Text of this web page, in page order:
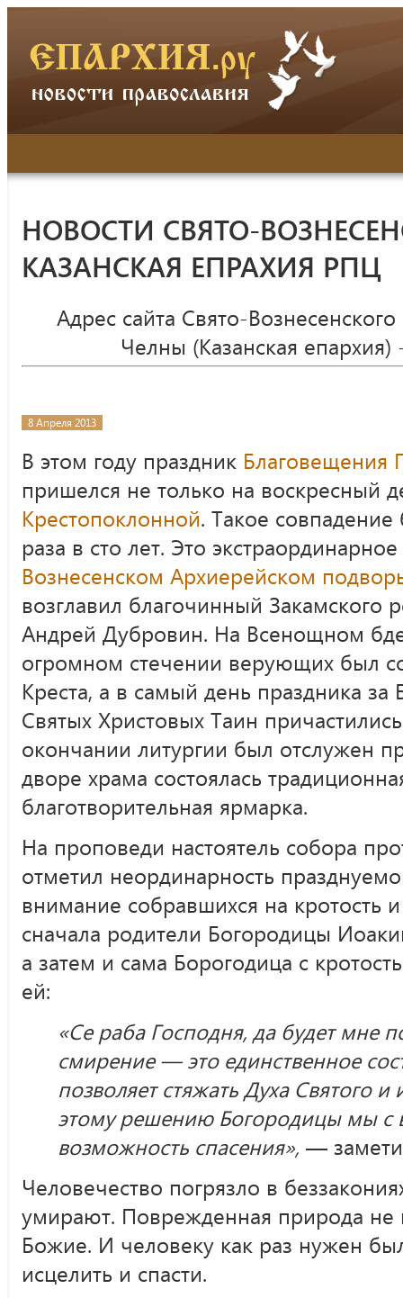
НОВОСТИ СВЯТО-
КАЗАНСКАЯ ЕПРАХИЯ РПЦ
Адрес сайта Свято-
Челны (Казанская
8 Апреля 2013
В этом году праздник Благовещения
пришелся не только на воскресный
Крестопоклонной. Такое
раза в сто лет. Это
Вознесенском Архиерейском
возглавил благочинный Закамского
Андрей Дубровин. На Всенощном
огромном стечении верующих был
Креста, а в самый день праздника за
Святых Христовых Таин
окончании литургии был отслужен
дворе храма состоялась
благотворительная ярмарка.
На проповеди настоятель собора
отметил неординарность
внимание собравшихся на кротость
сначала родители Богородицы
а затем и сама Борогодица с
ей:
«Се раба Господня, да будет мне
смирение — это единственное
позволяет стяжать Духа Святого
этому решению Богородицы мы с
возможность спасения», —
Человечество погрязло в
умирают. Поврежденная природа не
Божие. И человеку как раз нужен
исцелить и спасти.